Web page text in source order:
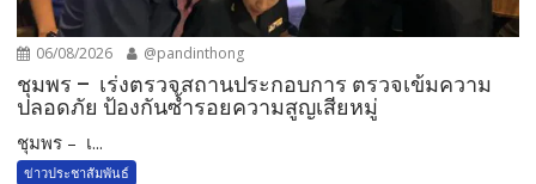
06/08/2026 @pandinthong
ชุมพร – เร่งตรวจสถานประกอบการ ตรวจเข้มความ
ปลอดภัย ป้องกันซ้ำรอยความสูญเสียหมู่
ชุมพร – เ...
ข่าวประชาสัมพันธ์